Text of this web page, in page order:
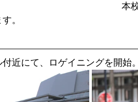
本
。
近にて、ロゲイニングを開始。